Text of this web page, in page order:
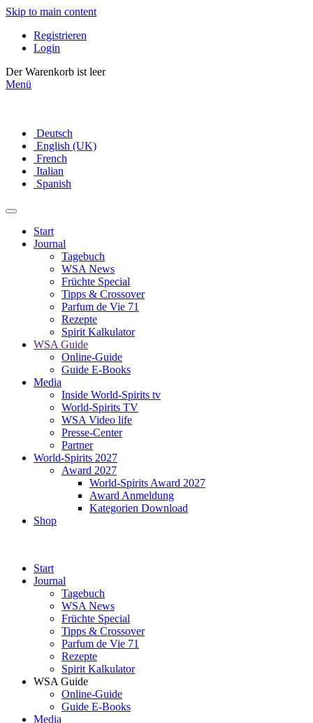
Skip to main content
Registrieren
Login
Der Warenkorb ist leer
Menü
Deutsch
English (UK)
French
Italian
Spanish
Start
Journal
Tagebuch
WSA News
Früchte Special
Tipps & Crossover
Parfum de Vie 71
Rezepte
Spirit Kalkulator
WSA Guide
Online-Guide
Guide E-Books
Media
Inside World-Spirits tv
World-Spirits TV
WSA Video life
Presse-Center
Partner
World-Spirits 2027
Award 2027
World-Spirits Award 2027
Award Anmeldung
Kategorien Download
Shop
Start
Journal
Tagebuch
WSA News
Früchte Special
Tipps & Crossover
Parfum de Vie 71
Rezepte
Spirit Kalkulator
WSA Guide
Online-Guide
Guide E-Books
Media